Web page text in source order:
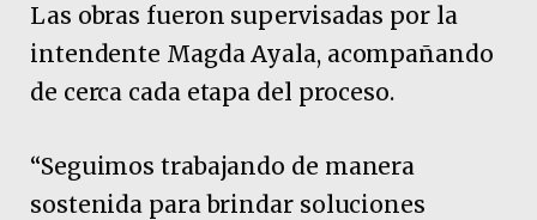
Las obras fueron supervisadas por la
intendente Magda Ayala, acompañando
de cerca cada etapa del proceso.
“Seguimos trabajando de manera
sostenida para brindar soluciones